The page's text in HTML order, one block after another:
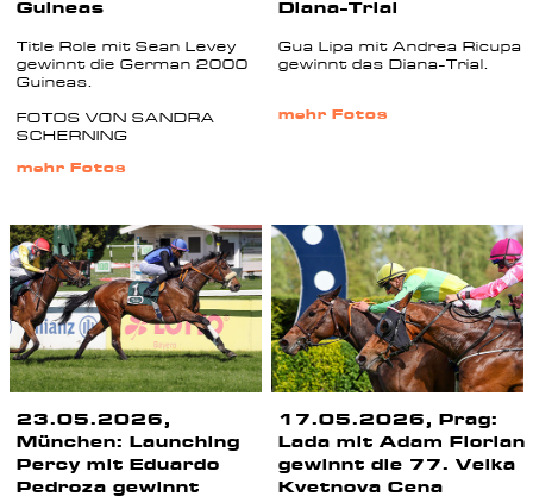
Guineas
Title Role mit Sean Levey
gewinnt die German 2000
Guineas.
FOTOS VON SANDRA
SCHERNING
mehr Fotos
Diana-Trial
Gua Lipa mit Andrea Ricupa
gewinnt das Diana-Trial.
mehr Fotos
23.05.2026,
München: Launching
Percy mit Eduardo
Pedroza gewinnt
17.05.2026, Prag:
Lada mit Adam Florian
gewinnt die 77. Velka
Kvetnova Cena